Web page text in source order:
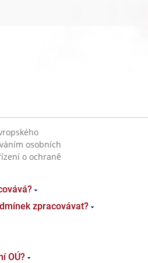
osobních
o ochraně
zpracovávat?
OÚ?